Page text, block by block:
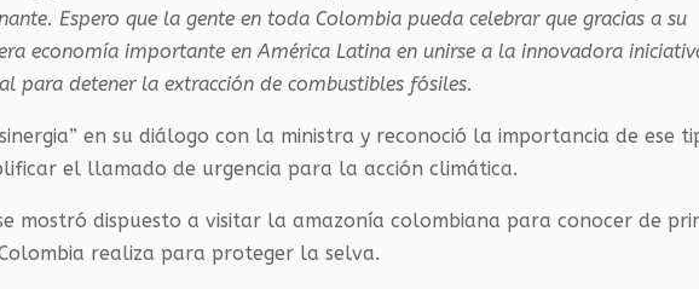
Espero que la gente en toda Colombia pueda celebrar que gracias a su
economía importante en América Latina en unirse a la innovadora
para detener la extracción de combustibles fósiles.
sinergia” en su diálogo con la ministra y reconoció la importancia de ese
el llamado de urgencia para la acción climática.
mostró dispuesto a visitar la amazonía colombiana para conocer de
realiza para proteger la selva.